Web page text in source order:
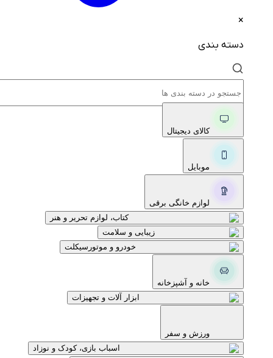
دسته بندی
کالای دیجیتال
موبایل
لوازم خانگی برقی
کتاب، لوازم تحریر و هنر
زیبایی و سلامت
خودرو و موتورسیکلت
خانه و آشپزخانه
ابزار آلات و تجهیزات
ورزش و سفر
اسباب بازی، کودک و نوزاد